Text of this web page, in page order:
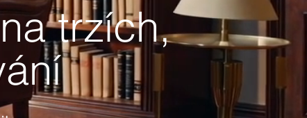
trzích,